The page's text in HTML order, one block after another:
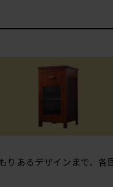
あるデザインまで、各